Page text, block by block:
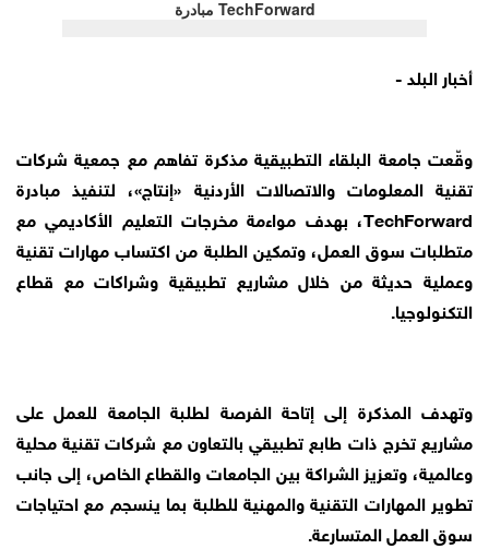
أخبار البلد -
وقّعت جامعة البلقاء التطبيقية مذكرة تفاهم مع جمعية شركات
تقنية المعلومات والاتصالات الأردنية «إنتاج»، لتنفيذ مبادرة
TechForward، بهدف مواءمة مخرجات التعليم الأكاديمي مع
متطلبات سوق العمل، وتمكين الطلبة من اكتساب مهارات تقنية
وعملية حديثة من خلال مشاريع تطبيقية وشراكات مع قطاع
التكنولوجيا.
وتهدف المذكرة إلى إتاحة الفرصة لطلبة الجامعة للعمل على
مشاريع تخرج ذات طابع تطبيقي بالتعاون مع شركات تقنية محلية
وعالمية، وتعزيز الشراكة بين الجامعات والقطاع الخاص، إلى جانب
تطوير المهارات التقنية والمهنية للطلبة بما ينسجم مع احتياجات
سوق العمل المتسارعة.